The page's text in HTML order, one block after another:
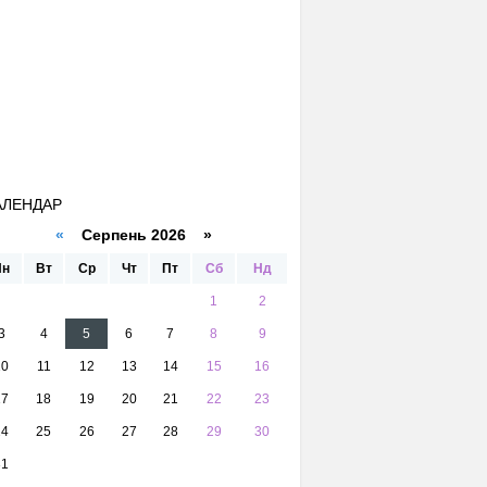
« Серпень 2026 »
Вт Ср Чт Пт Сб Нд
1 2
4 5 6 7 8 9
11 12 13 14 15 16
18 19 20 21 22 23
25 26 27 28 29 30